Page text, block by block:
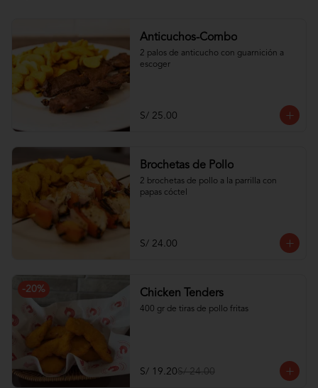
Anticuchos-Combo
2 palos de anticucho con guarnición a
escoger
S/ 25.00
Brochetas de Pollo
2 brochetas de pollo a la parrilla con
papas cóctel
S/ 24.00
-20% Chicken Tenders
400 gr de tiras de pollo fritas
S/ 19.20S/ 24.00